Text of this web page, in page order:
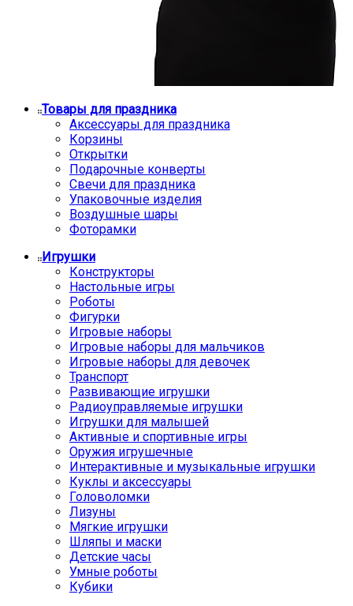
Товары для праздника
Аксессуары для праздника
Корзины
Открытки
Подарочные конверты
Свечи для праздника
Упаковочные изделия
Воздушные шары
Фоторамки
Игрушки
Конструкторы
Настольные игры
Роботы
Фигурки
Игровые наборы
Игровые наборы для мальчиков
Игровые наборы для девочек
Транспорт
Развивающие игрушки
Радиоуправляемые игрушки
Игрушки для малышей
Активные и спортивные игры
Оружия игрушечные
Интерактивные и музыкальные игрушки
Куклы и аксессуары
Головоломки
Лизуны
Мягкие игрушки
Шляпы и маски
Детские часы
Умные роботы
Кубики